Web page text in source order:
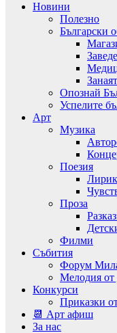
Новини
Полезно
Български
Опознай
Успелите
Арт
Музика
Поезия
Проза
Филми
Събития
Форум
Мелодия от
Конкурси
Приказки
📆 Арт афиш
За нас